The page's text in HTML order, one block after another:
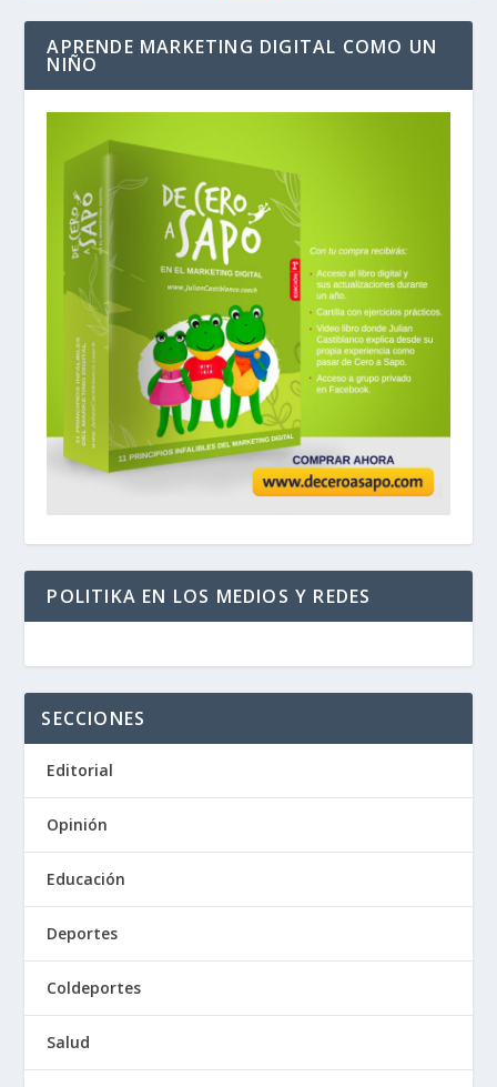
APRENDE MARKETING DIGITAL COMO UN
NIÑO
POLITIKA EN LOS MEDIOS Y REDES
SECCIONES
Editorial
Opinión
Educación
Deportes
Coldeportes
Salud